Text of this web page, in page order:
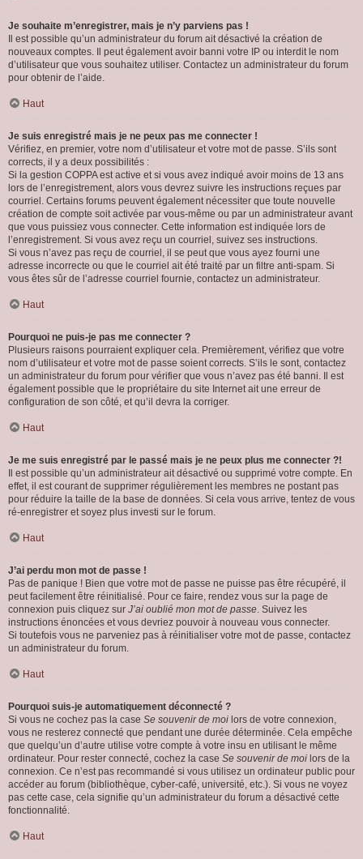
Je souhaite m’enregistrer, mais je n’y parviens pas !
Il est possible qu’un administrateur du forum ait désactivé la création de
nouveaux comptes. Il peut également avoir banni votre IP ou interdit le nom
d’utilisateur que vous souhaitez utiliser. Contactez un administrateur du forum
pour obtenir de l’aide.
Haut
Je suis enregistré mais je ne peux pas me connecter !
Vérifiez, en premier, votre nom d’utilisateur et votre mot de passe. S’ils sont
corrects, il y a deux possibilités :
Si la gestion COPPA est active et si vous avez indiqué avoir moins de 13 ans
lors de l’enregistrement, alors vous devrez suivre les instructions reçues par
courriel. Certains forums peuvent également nécessiter que toute nouvelle
création de compte soit activée par vous-même ou par un administrateur avant
que vous puissiez vous connecter. Cette information est indiquée lors de
l’enregistrement. Si vous avez reçu un courriel, suivez ses instructions.
Si vous n’avez pas reçu de courriel, il se peut que vous ayez fourni une
adresse incorrecte ou que le courriel ait été traité par un filtre anti-spam. Si
vous êtes sûr de l’adresse courriel fournie, contactez un administrateur.
Haut
Pourquoi ne puis-je pas me connecter ?
Plusieurs raisons pourraient expliquer cela. Premièrement, vérifiez que votre
nom d’utilisateur et votre mot de passe soient corrects. S’ils le sont, contactez
un administrateur du forum pour vérifier que vous n’avez pas été banni. Il est
également possible que le propriétaire du site Internet ait une erreur de
configuration de son côté, et qu’il devra la corriger.
Haut
Je me suis enregistré par le passé mais je ne peux plus me connecter ?!
Il est possible qu’un administrateur ait désactivé ou supprimé votre compte. En
effet, il est courant de supprimer régulièrement les membres ne postant pas
pour réduire la taille de la base de données. Si cela vous arrive, tentez de vous
ré-enregistrer et soyez plus investi sur le forum.
Haut
J’ai perdu mon mot de passe !
Pas de panique ! Bien que votre mot de passe ne puisse pas être récupéré, il
peut facilement être réinitialisé. Pour ce faire, rendez vous sur la page de
connexion puis cliquez sur J’ai oublié mon mot de passe. Suivez les
instructions énoncées et vous devriez pouvoir à nouveau vous connecter.
Si toutefois vous ne parveniez pas à réinitialiser votre mot de passe, contactez
un administrateur du forum.
Haut
Pourquoi suis-je automatiquement déconnecté ?
Si vous ne cochez pas la case Se souvenir de moi lors de votre connexion,
vous ne resterez connecté que pendant une durée déterminée. Cela empêche
que quelqu’un d’autre utilise votre compte à votre insu en utilisant le même
ordinateur. Pour rester connecté, cochez la case Se souvenir de moi lors de la
connexion. Ce n’est pas recommandé si vous utilisez un ordinateur public pour
accéder au forum (bibliothèque, cyber-café, université, etc.). Si vous ne voyez
pas cette case, cela signifie qu’un administrateur du forum a désactivé cette
fonctionnalité.
Haut